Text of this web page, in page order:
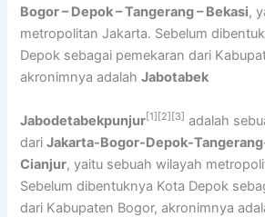
Bogor – Depok – Tangerang – Bekasi,
metropolitan Jakarta. Sebelum
Depok sebagai pemekaran dari
akronimnya adalahJabotabek
Jabodetabekpunjur[1] [2] [3] adalah
dariJakarta-Bogor-Depok-
Cianjur, yaitu sebuah wilayah
Sebelum dibentuknya Kota Depok
dari Kabupaten Bogor, akronimnya